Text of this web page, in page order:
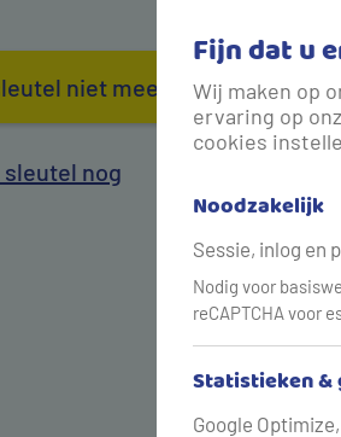
niet meer
sleutel nog
Fijn dat u
Wij maken op
ervaring op
cookies
Noodzakelijk
Sessie, inlog en
Nodig voor
reCAPTCHA voor
Statistieken &
Google